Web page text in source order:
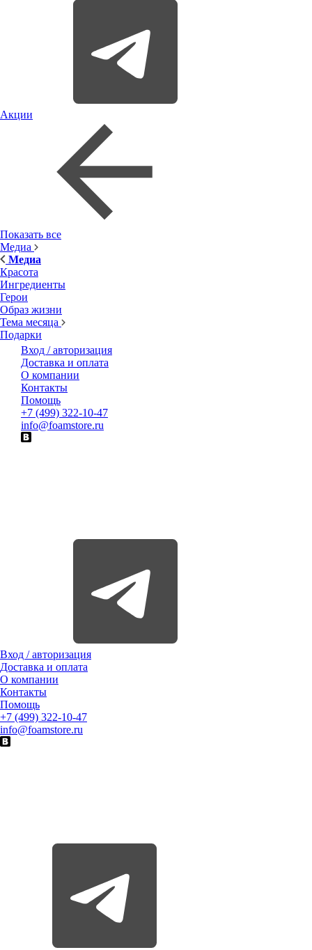
Акции
Показать все
Медиа
Медиа
Красота
Ингредиенты
Герои
Образ жизни
Тема месяца
Подарки
Вход / авторизация
Доставка и оплата
О компании
Контакты
Помощь
+7 (499) 322-10-47
info@foamstore.ru
Вход / авторизация
Доставка и оплата
О компании
Контакты
Помощь
+7 (499) 322-10-47
info@foamstore.ru